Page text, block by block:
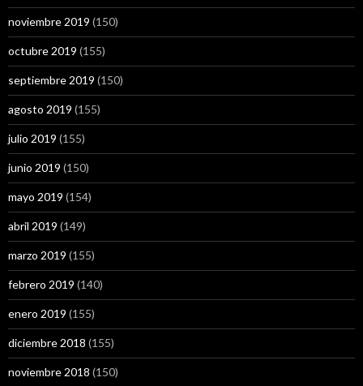
noviembre 2019 (150)
octubre 2019 (155)
septiembre 2019 (150)
agosto 2019 (155)
julio 2019 (155)
junio 2019 (150)
mayo 2019 (154)
abril 2019 (149)
marzo 2019 (155)
febrero 2019 (140)
enero 2019 (155)
diciembre 2018 (155)
noviembre 2018 (150)